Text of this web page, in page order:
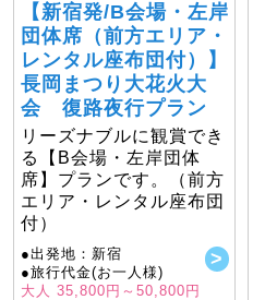
【新宿発/B会場・左岸
団体席（前方エリア・
レンタル座布団付）】
長岡まつり大花火大
会 復路夜行プラン
リーズナブルに観賞でき
る【B会場・左岸団体
席】プランです。（前方
エリア・レンタル座布団
付）
●出発地：新宿
●旅行代金(お一人様)
大人 35,800円～50,800円